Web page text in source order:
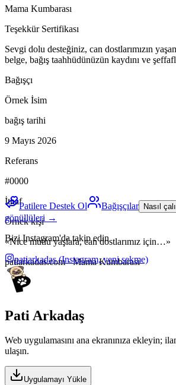
Mama Kumbarası
Teşekkür Sertifikası
Sevgi dolu desteğiniz, can dostlarımızın
belge, bağış taahhüdünüzün kaydını ve
Bağışçı
Örnek İsim
bağış tarihi
9 Mayıs 2026
Referans
#0000
İthaf
Örnek kişi
«Nice mutlu yaşlara, can dostlarımız için…»
patiarkadas.com · Mama Kumbarası
Patilere Destek Ol Bağışçılar Nasıl
gönüllüleri →
Bizi Instagram'da takip edin
patiarkadas(Instagram, yeni sekme)
Pati Arkadaş
Web uygulamasını ana ekranınıza ekleyin;
ulaşın.
Uygulamayı Yükle